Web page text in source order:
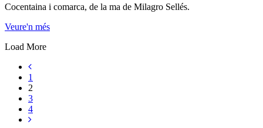
Cocentaina i comarca, de la ma de Milagro Sellés.
Veure'n més
Load More
1
2
3
4